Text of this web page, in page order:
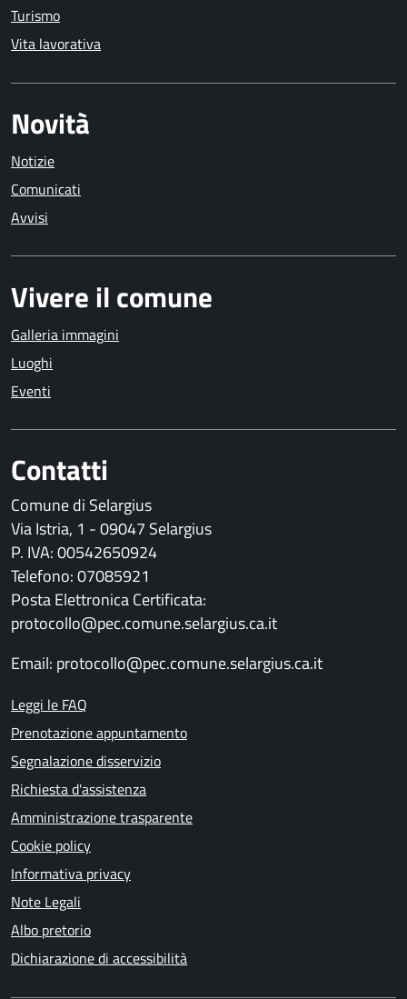
Turismo
Vita lavorativa
Novità
Notizie
Comunicati
Avvisi
Vivere il comune
Galleria immagini
Luoghi
Eventi
Contatti
Comune di Selargius
Via Istria, 1 - 09047 Selargius
P. IVA: 00542650924
Telefono: 07085921
Posta Elettronica Certificata:
protocollo@pec.comune.selargius.ca.it
Email: protocollo@pec.comune.selargius.ca.it
Leggi le FAQ
Prenotazione appuntamento
Segnalazione disservizio
Richiesta d'assistenza
Amministrazione trasparente
Cookie policy
Informativa privacy
Note Legali
Albo pretorio
Dichiarazione di accessibilità